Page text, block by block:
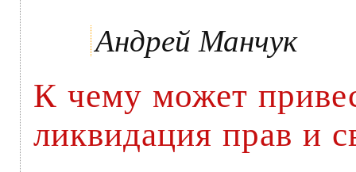
Андрей Манчук
К чему может
ликвидация прав и